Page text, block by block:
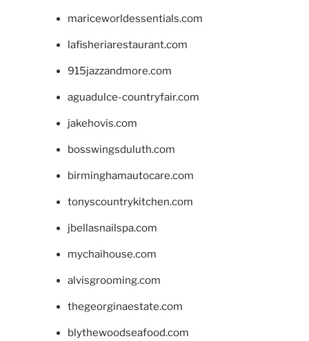
mariceworldessentials.com
lafisheriarestaurant.com
915jazzandmore.com
aguadulce-countryfair.com
jakehovis.com
bosswingsduluth.com
birminghamautocare.com
tonyscountrykitchen.com
jbellasnailspa.com
mychaihouse.com
alvisgrooming.com
thegeorginaestate.com
blythewoodseafood.com